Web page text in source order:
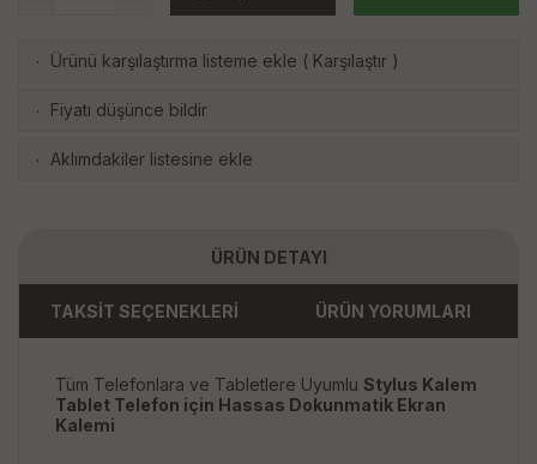
· Ürünü karşılaştırma listeme ekle ( Karşılaştır )
· Fiyatı düşünce bildir
· Aklımdakiler listesine ekle
ÜRÜN DETAYI
TAKSİT SEÇENEKLERİ ÜRÜN YORUMLARI
Tüm Telefonlara ve Tabletlere Uyumlu Stylus Kalem
Tablet Telefon için Hassas Dokunmatik Ekran
Kalemi